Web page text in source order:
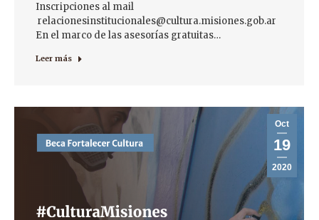
Inscripciones al mail
relacionesinstitucionales@cultura.misiones.gob.ar
En el marco de las asesorías gratuitas…
Leer más
Oct
19
2020